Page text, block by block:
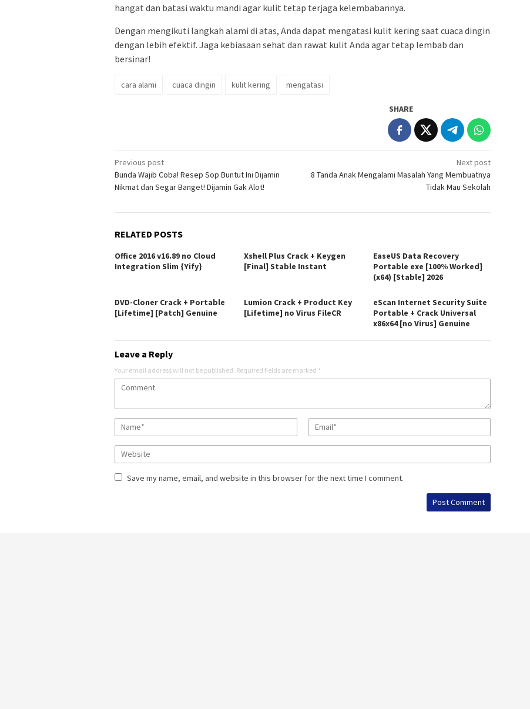
hangat dan batasi waktu mandi agar kulit tetap terjaga kelembabannya.
Dengan mengikuti langkah alami di atas, Anda dapat mengatasi kulit kering saat cuaca dingin
dengan lebih efektif. Jaga kebiasaan sehat dan rawat kulit Anda agar tetap lembab dan
bersinar!
cara alami cuaca dingin kulit kering mengatasi
SHARE
Post
navigation
Previous post
Bunda Wajib Coba! Resep Sop Buntut Ini Dijamin
Nikmat dan Segar Banget! Dijamin Gak Alot!
Next post
8 Tanda Anak Mengalami Masalah Yang Membuatnya
Tidak Mau Sekolah
RELATED POSTS
Office 2016 v16.89 no Cloud
Integration Slim {Yify}
Xshell Plus Crack + Keygen
[Final] Stable Instant
EaseUS Data Recovery
Portable exe [100% Worked]
(x64) [Stable] 2026
DVD-Cloner Crack + Portable
[Lifetime] [Patch] Genuine
Lumion Crack + Product Key
[Lifetime] no Virus FileCR
eScan Internet Security Suite
Portable + Crack Universal
x86x64 [no Virus] Genuine
Leave a Reply
Your email address will not be published. Required fields are marked *
Save my name, email, and website in this browser for the next time I comment.